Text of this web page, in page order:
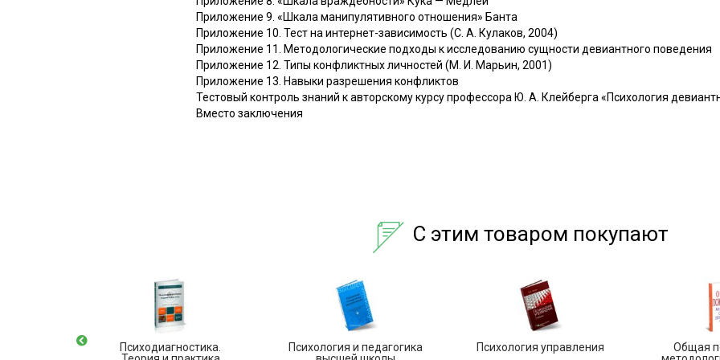
Приложение 9. «Шкала манипулятивного отношения» Банта
Приложение 10. Тест на интернет-зависимость (С. А. Кулаков, 2004)
Приложение 11. Методологические подходы к исследованию сущности девиантного поведения
Приложение 12. Типы конфликтных личностей (М. И. Марьин, 2001)
Приложение 13. Навыки разрешения конфликтов
Тестовый контроль знаний к авторскому курсу профессора Ю. А. Клейберга «Психология
Вместо заключения
С этим товаром покупают
Психодиагностика.
Психология и педагогика
Психология управления
Общая